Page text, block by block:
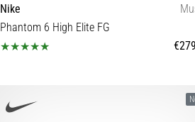
Nike
Phantom 6 High Elite FG
39 40 40½ 41 42 42½ 43 44 44½ 45 45½ 46 47